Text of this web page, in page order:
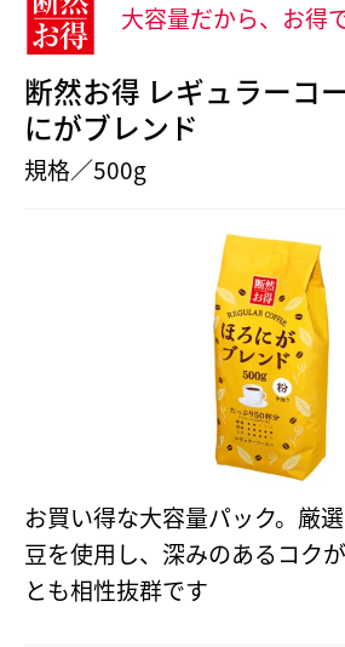
大容量だから、お得
断然お得 レギュラーコ
にがブレンド
規格／500g
お買い得な大容量パック。厳
豆を使用し、深みのあるコク
とも相性抜群です